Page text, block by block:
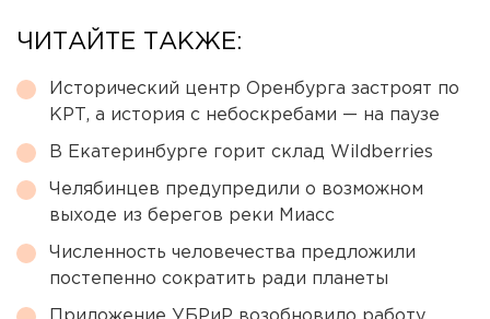
ЧИТАЙТЕ ТАКЖЕ:
Исторический центр Оренбурга застроят по
КРТ, а история с небоскребами — на паузе
В Екатеринбурге горит склад Wildberries
Челябинцев предупредили о возможном
выходе из берегов реки Миасс
Численность человечества предложили
постепенно сократить ради планеты